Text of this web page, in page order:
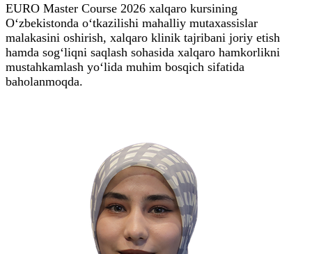
EURO Master Course 2026 xalqaro kursining
O‘zbekistonda o‘tkazilishi mahalliy mutaxassislar
malakasini oshirish, xalqaro klinik tajribani joriy etish
hamda sog‘liqni saqlash sohasida xalqaro hamkorlikni
mustahkamlash yo‘lida muhim bosqich sifatida
baholanmoqda.